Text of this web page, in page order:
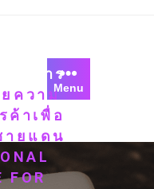
Menu
างการ
ยความ
ค้าเพื่อ
ยแดน
FOR